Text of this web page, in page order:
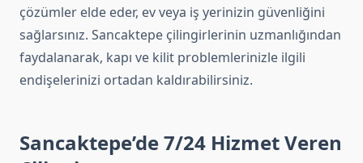
çözümler elde eder, ev veya iş yerinizin güvenliğini
sağlarsınız. Sancaktepe çilingirlerinin uzmanlığından
faydalanarak, kapı ve kilit problemlerinizle ilgili
endişelerinizi ortadan kaldırabilirsiniz.
Sancaktepe’de 7/24 Hizmet Veren